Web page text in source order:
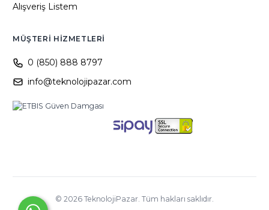
Alışveriş Listem
MÜŞTERI HIZMETLERI
0 (850) 888 8797
info@teknolojipazar.com
© 2026 TeknolojiPazar. Tüm hakları saklıdır.